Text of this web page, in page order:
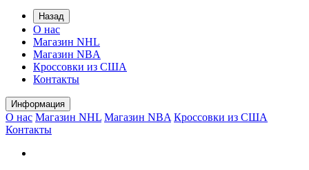
Назад
О нас
Магазин NHL
Магазин NBA
Кроссовки из США
Контакты
Информация
О нас Магазин NHL Магазин NBA Кроссовки из США
Контакты